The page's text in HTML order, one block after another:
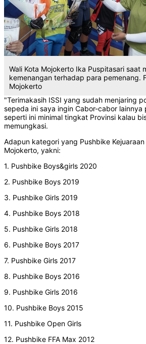
Wali Kota Mojokerto Ika Puspitasari saat
kemenangan terhadap para pemenang.
Mojokerto
"Terimakasih ISSI yang sudah menjaring
sepeda ini saya ingin Cabor-cabor lainnya
seperti ini minimal tingkat Provinsi kalau
memungkasi.
Adapun kategori yang Pushbike Kejuaraan
Mojokerto, yakni:
1. Pushbike Boys&girls 2020
2. Pushbike Boys 2019
3. Pushbike Girls 2019
4. Pushbike Boys 2018
5. Pushbike Girls 2018
6. Pushbike Boys 2017
7. Pushbike Girls 2017
8. Pushbike Boys 2016
9. Pushbike Girls 2016
10. Pushbike Boys 2015
11. Pushbike Open Girls
12. Pushbike FFA Max 2012